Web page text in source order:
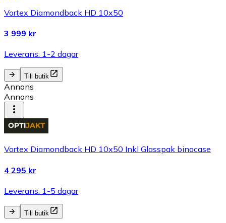
Vortex Diamondback HD 10x50
3 999 kr
Leverans: 1-2 dagar
Till butik
Annons
Annons
Vortex Diamondback HD 10x50 Inkl Glasspak binocase
4 295 kr
Leverans: 1-5 dagar
Till butik